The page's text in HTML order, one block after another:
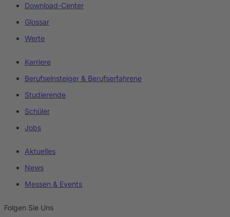
Download-Center
Glossar
Werte
Karriere
Berufseinsteiger & Berufserfahrene
Studierende
Schüler
Jobs
Aktuelles
News
Messen & Events
Folgen Sie Uns